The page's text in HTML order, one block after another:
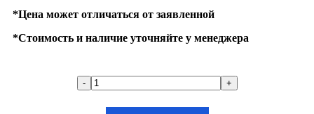
*Цена может отличаться от заявленной
*Стоимость и наличие уточняйте у менеджера
- +